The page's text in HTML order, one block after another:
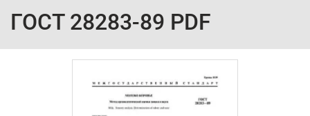
ГОСТ 28283-89 PDF